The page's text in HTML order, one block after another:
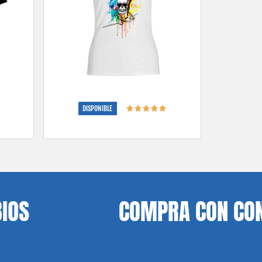
DISPONIBLE
COMPRA CON